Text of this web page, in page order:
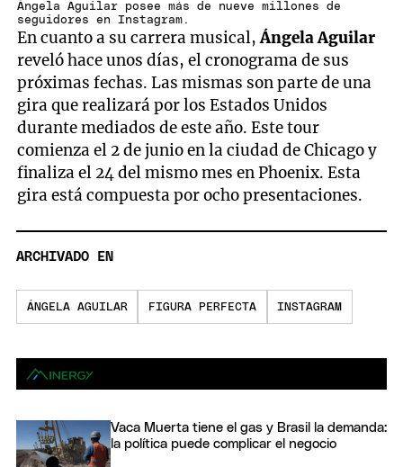
Ángela Aguilar posee más de nueve millones de
seguidores en Instagram.
En cuanto a su carrera musical,Ángela Aguilar
reveló hace unos días, el cronograma de sus
próximas fechas. Las mismas son parte de una
gira que realizará por los Estados Unidos
durante mediados de este año. Este tour
comienza el 2 de junio en la ciudad de Chicago y
finaliza el 24 del mismo mes en Phoenix. Esta
gira está compuesta por ocho presentaciones.
ARCHIVADO EN
ÁNGELA AGUILAR FIGURA PERFECTA INSTAGRAM
Vaca Muerta tiene el gas y Brasil la demanda:
la política puede complicar el negocio